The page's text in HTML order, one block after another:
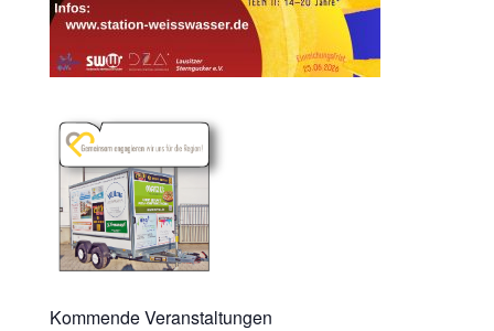
Kommende Veranstaltungen